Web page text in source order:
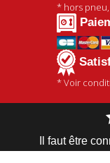
* hors
* Voir
Il faut être